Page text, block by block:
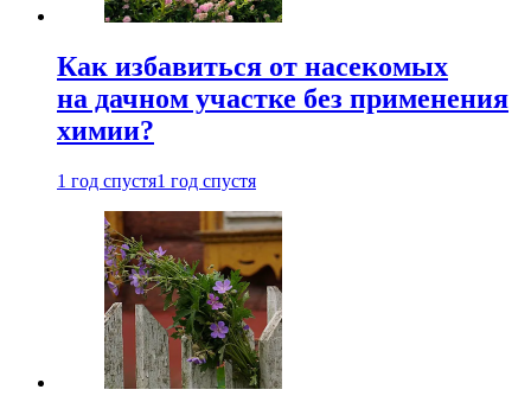
Как избавиться от насекомых
на дачном участке без применения
химии?
1 год спустя1 год спустя